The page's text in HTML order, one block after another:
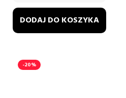
DODAJ DO KOSZYKA
-20%